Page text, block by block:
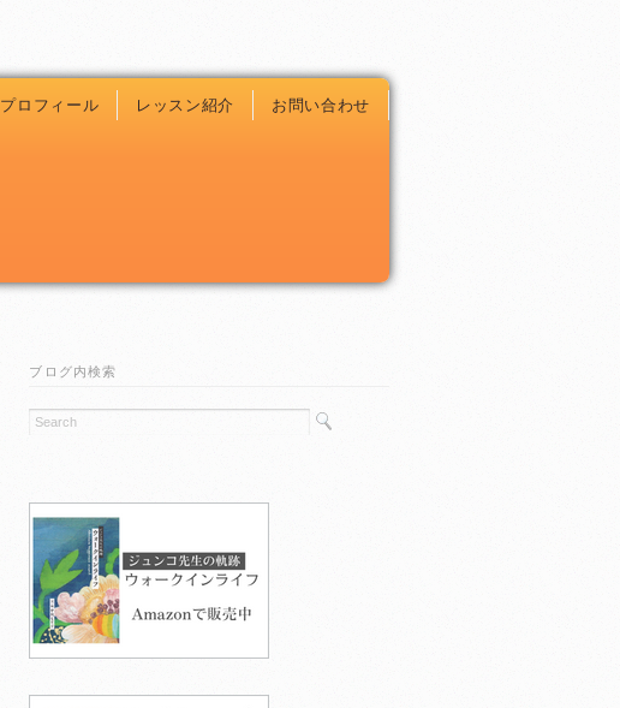
プロフィール レッスン紹介 お問い合わせ
ブログ内検索